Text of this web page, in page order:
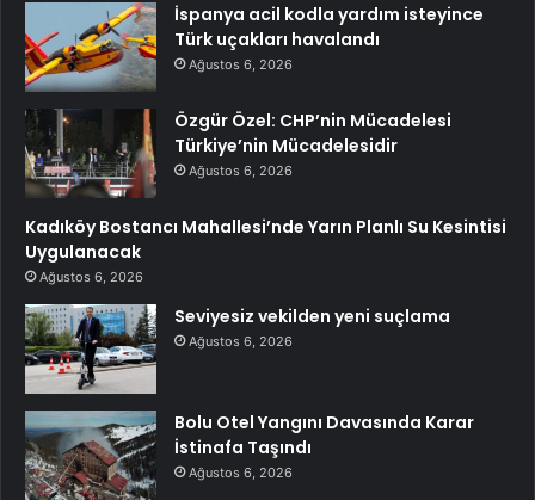
İspanya acil kodla yardım isteyince
Türk uçakları havalandı
Ağustos 6, 2026
Özgür Özel: CHP’nin Mücadelesi
Türkiye’nin Mücadelesidir
Ağustos 6, 2026
Kadıköy Bostancı Mahallesi’nde Yarın Planlı Su Kesintisi
Uygulanacak
Ağustos 6, 2026
Seviyesiz vekilden yeni suçlama
Ağustos 6, 2026
Bolu Otel Yangını Davasında Karar
İstinafa Taşındı
Ağustos 6, 2026